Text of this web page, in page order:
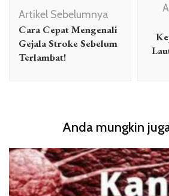
Artikel
Artikel Sebelumnya
Cara Cepat Mengenali
Gejala Stroke Sebelum
Terlambat!
Anda mungkin